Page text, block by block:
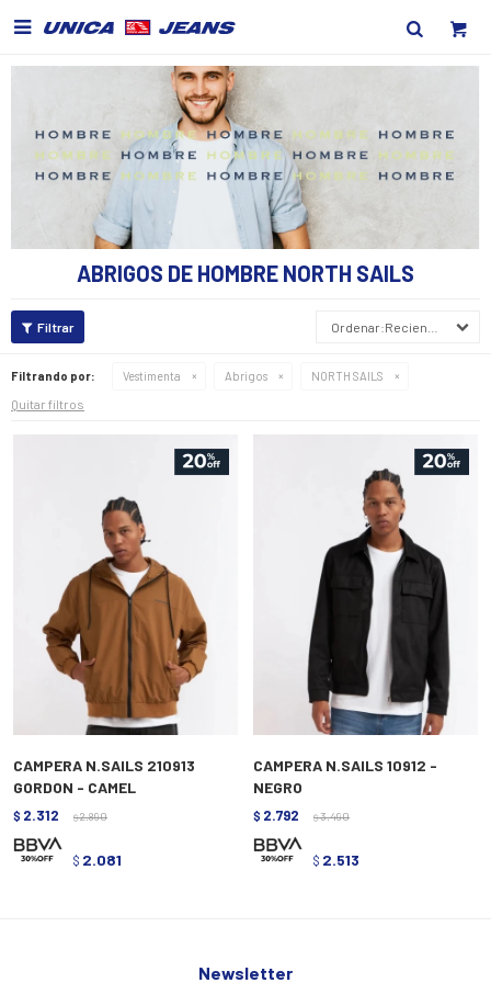

ABRIGOS DE HOMBRE NORTH SAILS
Recientes
Filtrando por: Vestimenta Abrigos NORTH SAILS
Quitar filtros
CAMPERA N.SAILS 210913
GORDON - CAMEL
$ 2.312 $ 2.890
$ 2.081
CAMPERA N.SAILS 10912 -
NEGRO
$ 2.792 $ 3.490
$ 2.513
Newsletter